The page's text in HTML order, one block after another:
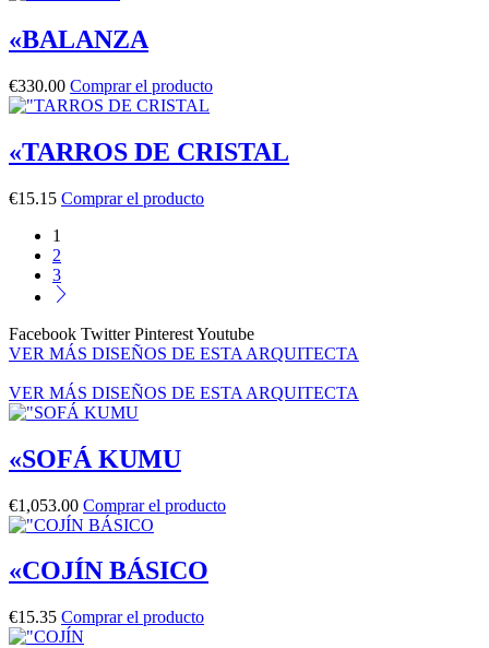
«BALANZA
€330.00 Comprar el producto
«TARROS DE CRISTAL
€15.15 Comprar el producto
1
2
3
Facebook Twitter PinterestYoutube
VER MÁS DISEÑOS DE ESTA ARQUITECTA
VER MÁS DISEÑOS DE ESTA ARQUITECTA
«SOFÁ KUMU
€1,053.00 Comprar el producto
«COJÍN BÁSICO
€15.35 Comprar el producto